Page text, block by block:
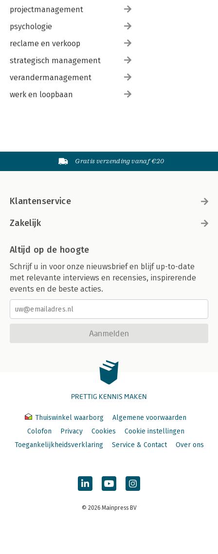
projectmanagement
psychologie
reclame en verkoop
strategisch management
verandermanagement
werk en loopbaan
Gratis verzending vanaf €20
Klantenservice
Zakelijk
Altijd op de hoogte
Schrijf u in voor onze nieuwsbrief en blijf up-to-date
met relevante interviews en recensies, inspirerende
events en de beste acties.
Aanmelden
PRETTIG KENNIS MAKEN
Thuiswinkel waarborg
Algemene voorwaarden
Colofon
Privacy Cookies
Cookie instellingen
Toegankelijkheidsverklaring
Service & Contact Over ons
© 2026 Mainpress BV